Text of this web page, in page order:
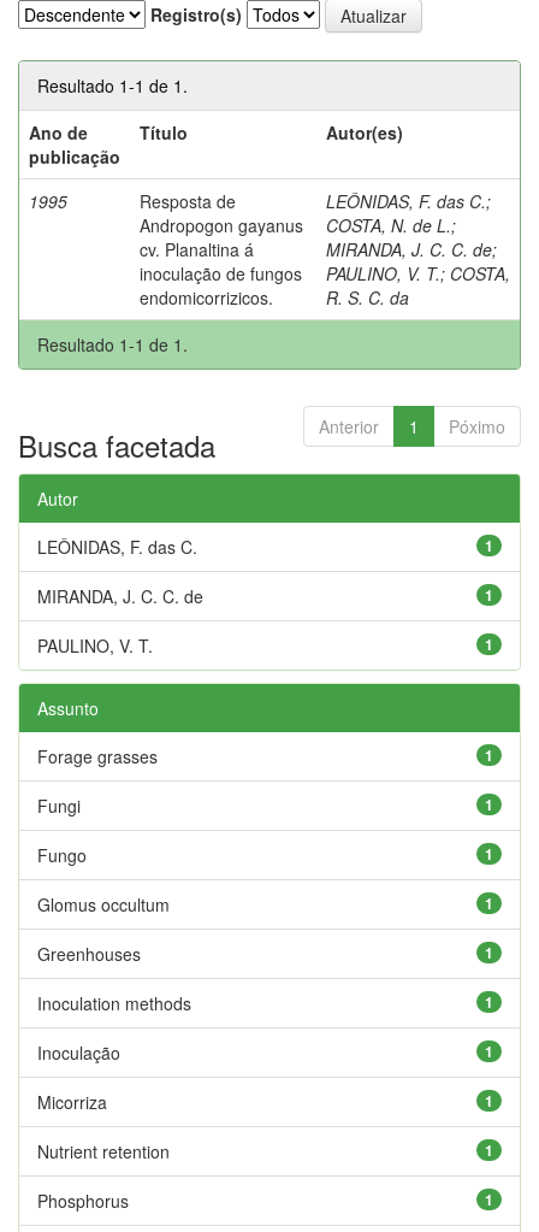
Registro(s)
Resultado 1-1 de 1.
Ano de
publicação
Título Autor(es)
1995
Resposta de
Andropogon gayanus
cv. Planaltina á
inoculação de fungos
endomicorrizicos.
LEÔNIDAS, F. das C.;
COSTA, N. de L.;
MIRANDA, J. C. C. de;
PAULINO, V. T.; COSTA,
R. S. C. da
Resultado 1-1 de 1.
Anterior 1 Póximo
Busca facetada
Autor
1
LEÔNIDAS, F. das C.
1
MIRANDA, J. C. C. de
1
PAULINO, V. T.
Assunto
1
Forage grasses
1
Fungi
1
Fungo
1
Glomus occultum
1
Greenhouses
1
Inoculation methods
1
Inoculação
1
Micorriza
1
Nutrient retention
1
Phosphorus